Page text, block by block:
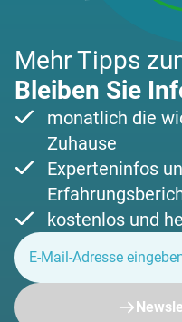
Mehr Tipps
Bleiben Sie
monatlich die
Zuhause
Experteninfos
kostenlos und